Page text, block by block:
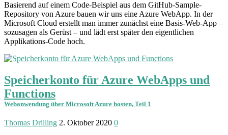
Basierend auf einem Code-Beispiel aus dem GitHub-Sample-
Repository von Azure bauen wir uns eine Azure WebApp. In der
Microsoft Cloud erstellt man immer zunächst eine Basis-Web-App –
sozusagen als Gerüst – und lädt erst später den eigentlichen
Applikations-Code hoch.
Speicherkonto für Azure WebApps und
Functions
Webanwendung über Microsoft Azure hosten, Teil 1
Thomas Drilling 2. Oktober 2020 0